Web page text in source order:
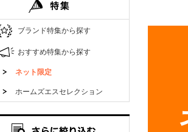
ブランド特集から探す
おすすめ特集から探す
ネット限定
ホームズエスセレクション